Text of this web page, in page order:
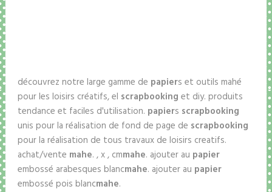
découvrez notre large gamme de papiers et outils mahé
pour les loisirs créatifs, el scrapbooking et diy. produits
tendance et faciles d'utilisation. papiers scrapbooking
unis pour la réalisation de fond de page de scrapbooking
pour la réalisation de tous travaux de loisirs creatifs.
achat/vente mahe. , x , cmmahe. ajouter au papier
embossé arabesques blancmahe. ajouter au papier
embossé pois blancmahe.